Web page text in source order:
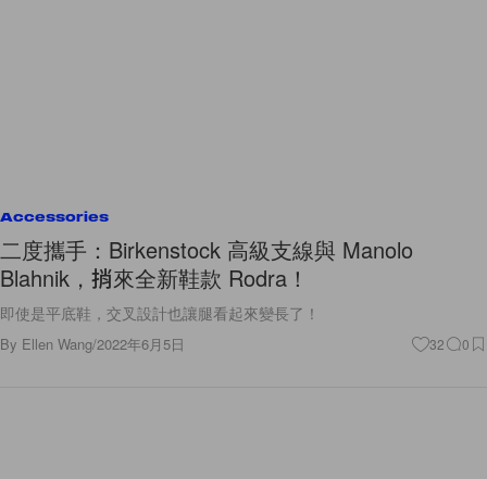
Accessories
二度攜手：Birkenstock 高級支線與 Manolo
Blahnik，捎來全新鞋款 Rodra！
即使是平底鞋，交叉設計也讓腿看起來變長了！
By Ellen Wang/2022年6月5日 32 0